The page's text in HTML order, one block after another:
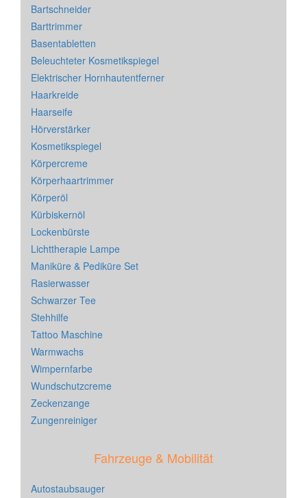
Bartschneider
Barttrimmer
Basentabletten
Beleuchteter Kosmetikspiegel
Elektrischer Hornhautentferner
Haarkreide
Haarseife
Hörverstärker
Kosmetikspiegel
Körpercreme
Körperhaartrimmer
Körperöl
Kürbiskernöl
Lockenbürste
Lichttherapie Lampe
Maniküre & Pediküre Set
Rasierwasser
Schwarzer Tee
Stehhilfe
Tattoo Maschine
Warmwachs
Wimpernfarbe
Wundschutzcreme
Zeckenzange
Zungenreiniger
Fahrzeuge & Mobilität
Autostaubsauger